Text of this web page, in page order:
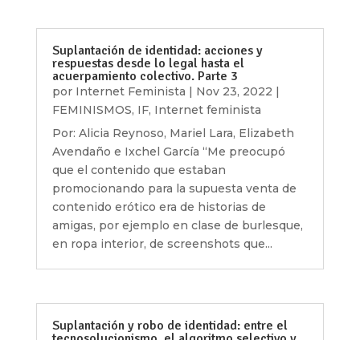
Suplantación de identidad: acciones y
respuestas desde lo legal hasta el
acuerpamiento colectivo. Parte 3
por Internet Feminista Nov 23, 2022
FEMINISMOS, IF, Internet feminista
Por: Alicia Reynoso, Mariel Lara, Elizabeth
Avendaño e Ixchel García “Me preocupó
que el contenido que estaban
promocionando para la supuesta venta de
contenido erótico era de historias de
amigas, por ejemplo en clase de burlesque,
en ropa interior, de screenshots que...
Suplantación y robo de identidad: entre el